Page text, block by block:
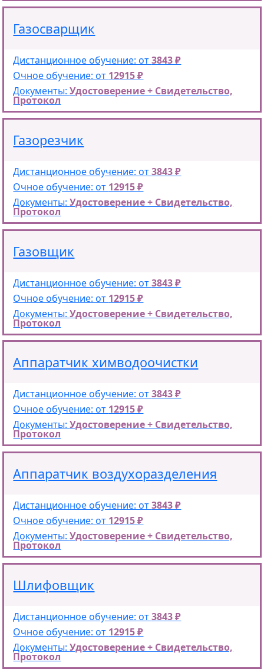
Газосварщик
Дистанционное обучение: от3843 ₽
Очное обучение: от 12915 ₽
Документы:Удостоверение + Свидетельство,
Протокол
Газорезчик
Дистанционное обучение: от3843 ₽
Очное обучение: от 12915 ₽
Документы:Удостоверение + Свидетельство,
Протокол
Газовщик
Дистанционное обучение: от3843 ₽
Очное обучение: от 12915 ₽
Документы:Удостоверение + Свидетельство,
Протокол
Аппаратчик химводоочистки
Дистанционное обучение: от3843 ₽
Очное обучение: от 12915 ₽
Документы:Удостоверение + Свидетельство,
Протокол
Аппаратчик воздухоразделения
Дистанционное обучение: от3843 ₽
Очное обучение: от 12915 ₽
Документы:Удостоверение + Свидетельство,
Протокол
Шлифовщик
Дистанционное обучение: от3843 ₽
Очное обучение: от 12915 ₽
Документы:Удостоверение + Свидетельство,
Протокол